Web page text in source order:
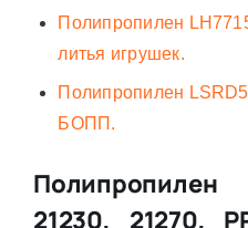
Полипропилен
литья игрушек.
Полипропилен
БОПП.
21230, 21270,